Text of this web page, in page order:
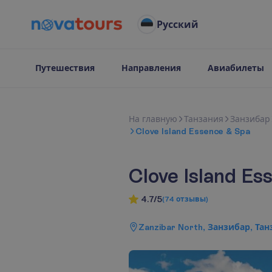
Русский
Путешествия Направления Авиабилеты
На главную Танзания Занзибар
Clove Island Essence & Spa
Clove Island
4.7/5(74 отзывы)
Zanzibar North, Занзибар,